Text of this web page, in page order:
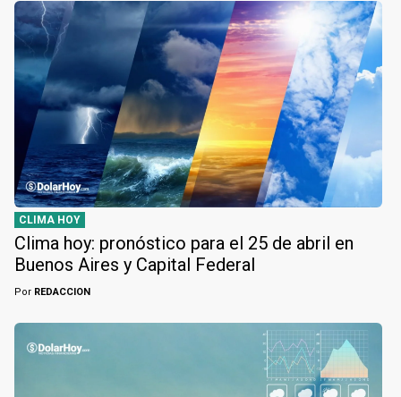
CLIMA HOY
Clima hoy: pronóstico para el 25 de abril en
Buenos Aires y Capital Federal
Por REDACCION